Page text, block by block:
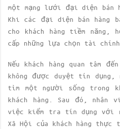
một mạng lưới đại diện bán
Khi các đại diện bán hàng
cho khách hàng tiềm năng,
cấp những lựa chọn tài chính.
Nếu khách hàng quan tâm
không được duyệt tín dụng,
tìm một người sống trong
khách hàng. Sau đó, nhân
việc kiểm tra tín dụng với
Xã Hội của khách hàng thực